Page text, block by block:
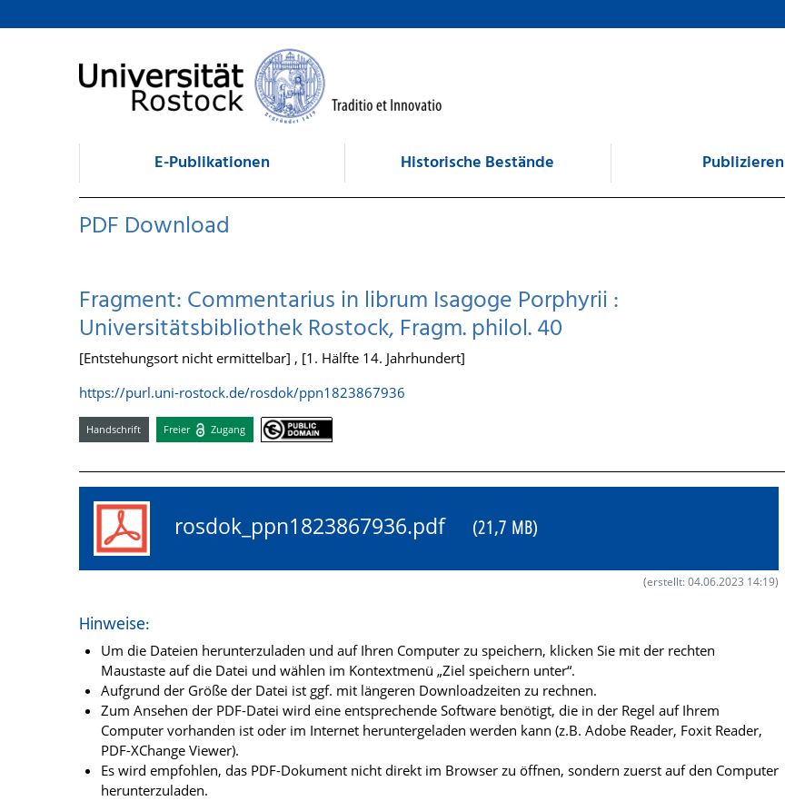
zum Inhalt
E-Publikationen Historische Bestände Publizieren
PDF Download
Fragment: Commentarius in librum Isagoge Porphyrii :
Universitätsbibliothek Rostock, Fragm. philol. 40
[Entstehungsort nicht ermittelbar] , [1. Hälfte 14. Jahrhundert]
https://purl.uni-rostock.de/rosdok/ppn1823867936
Handschrift Freier Zugang
rosdok_ppn1823867936.pdf (21,7 MB)
(erstellt: 04.06.2023 14:19)
Hinweise:
Um die Dateien herunterzuladen und auf Ihren Computer zu speichern, klicken Sie mit der rechten
Maustaste auf die Datei und wählen im Kontextmenü „Ziel speichern unter“.
Aufgrund der Größe der Datei ist ggf. mit längeren Downloadzeiten zu rechnen.
Zum Ansehen der PDF-Datei wird eine entsprechende Software benötigt, die in der Regel auf Ihrem
Computer vorhanden ist oder im Internet heruntergeladen werden kann (z.B. Adobe Reader, Foxit Reader,
PDF-XChange Viewer).
Es wird empfohlen, das PDF-Dokument nicht direkt im Browser zu öffnen, sondern zuerst auf den Computer
herunterzuladen.